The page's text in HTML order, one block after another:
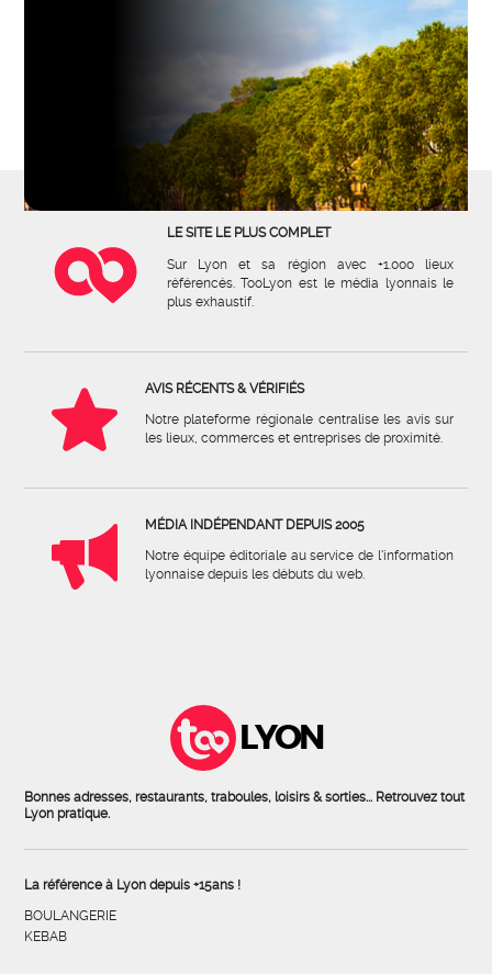
LE SITE LE PLUS COMPLET
Sur Lyon et sa région avec +1.000 lieux
référencés. TooLyon est le média lyonnais le
plus exhaustif.
AVIS RÉCENTS & VÉRIFIÉS
Notre plateforme régionale centralise les avis sur
les lieux, commerces et entreprises de proximité.
MÉDIA INDÉPENDANT DEPUIS 2005
Notre équipe éditoriale au service de l'information
lyonnaise depuis les débuts du web.
LYON
Bonnes adresses, restaurants, traboules, loisirs & sorties... Retrouvez tout
Lyon pratique.
La référence à Lyon depuis +15ans !
BOULANGERIE
KEBAB